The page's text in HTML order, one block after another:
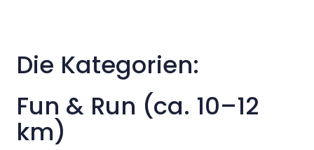
Die Kategorien:
Fun & Run (ca. 10–12
km)